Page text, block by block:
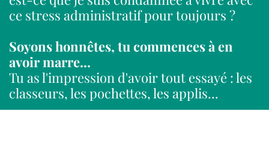
ce stress administratif pour toujours ?
Soyons honnêtes, tu commences à en
avoir marre...
Tu as l'impression d'avoir tout essayé : les
classeurs, les pochettes, les applis...